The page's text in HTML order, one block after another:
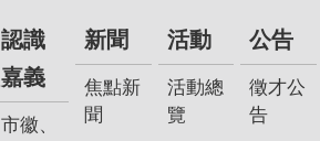
認識
嘉義
市徽、
新聞
焦點新
聞
活動
活動總
覽
公告
徵才公
告